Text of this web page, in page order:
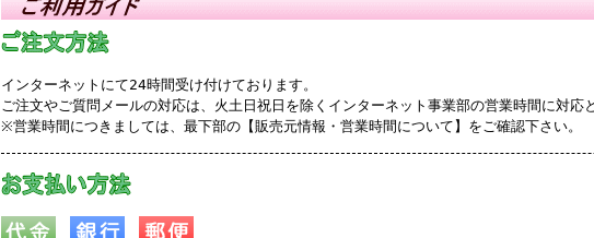
インターネットにて24時間受け付けております。
ご注文やご質問メールの対応は、火土日祝日を除くインターネット事業部の営業時間に対応
※営業時間につきましては、最下部の【販売元情報・営業時間について】をご確認下さい。